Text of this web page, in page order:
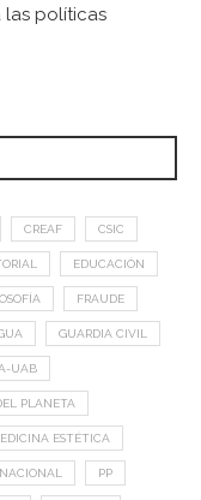
políticas
CREAF CSIC
EDUCACIÓN
FRAUDE
GUARDIA CIVIL
UAB
PLANETA
ESTÉTICA
PP